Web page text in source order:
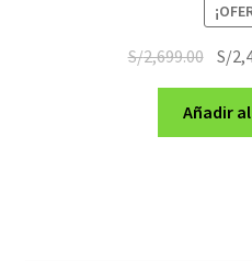
S/2,699.00 El
precio
era:
S/
Añadir